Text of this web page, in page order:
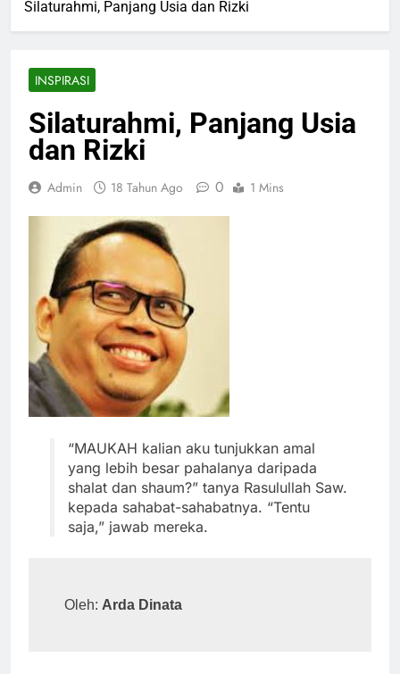
Silaturahmi, Panjang Usia dan Rizki
INSPIRASI
Silaturahmi, Panjang Usia
dan Rizki
Admin 18 Tahun Ago 0 1 Mins
“MAUKAH kalian aku tunjukkan amal
yang lebih besar pahalanya daripada
shalat dan shaum?” tanya Rasulullah Saw.
kepada sahabat-sahabatnya. “Tentu
saja,” jawab mereka.
Oleh: Arda Dinata